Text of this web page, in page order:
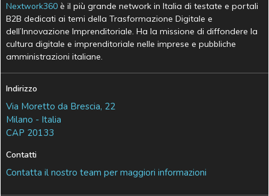
Nextwork360 è il più grande network in Italia di testate e portali
B2B dedicati ai temi della Trasformazione Digitale e
dell’Innovazione Imprenditoriale. Ha la missione di diffondere la
cultura digitale e imprenditoriale nelle imprese e pubbliche
amministrazioni italiane.
Indirizzo
Via Moretto da Brescia, 22
Milano - Italia
CAP 20133
Contatti
Contatta il nostro team per maggiori informazioni